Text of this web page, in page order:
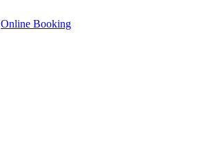
Online Booking